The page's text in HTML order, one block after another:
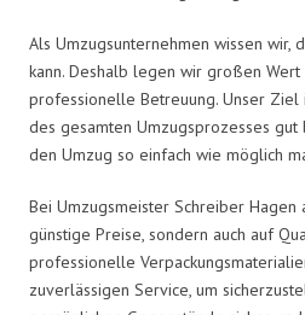
Als Umzugsunternehmen wissen wir,
kann. Deshalb legen wir großen
professionelle Betreuung. Unser Ziel
des gesamten Umzugsprozesses
den Umzug so einfach wie möglich
Bei Umzugsmeister Schreiber Hagen
günstige Preise, sondern auch auf
professionelle
zuverlässigen Service, um